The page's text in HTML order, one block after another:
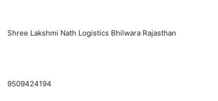
Shree Lakshmi Nath Logistics Bhilwara Rajasthan
9509424194